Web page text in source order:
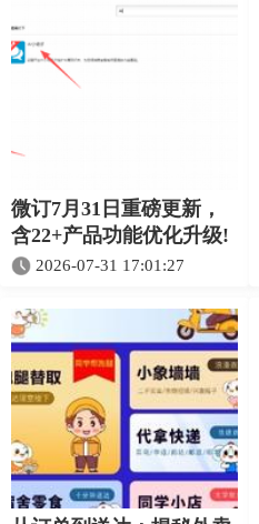
微订7月31日重磅更新，
含22+产品功能优化升级!
2026-07-31 17:01:27